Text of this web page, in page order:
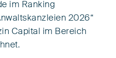
im Ranking
2026“
Capital im Bereich